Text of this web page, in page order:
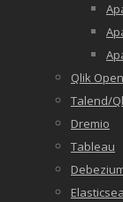
Qlik
Talend/
Dremio
Tableau